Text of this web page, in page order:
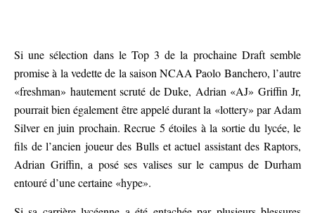
Si une sélection dans le Top 3 de la prochaine Draft semble
promise à la vedette de la saison NCAA Paolo Banchero, l’autre
«freshman» hautement scruté de Duke, Adrian «AJ» Griffin Jr,
pourrait bien également être appelé durant la «lottery» par Adam
Silver en juin prochain. Recrue 5 étoiles à la sortie du lycée, le
fils de l’ancien joueur des Bulls et actuel assistant des Raptors,
Adrian Griffin, a posé ses valises sur le campus de Durham
entouré d’une certaine «hype».